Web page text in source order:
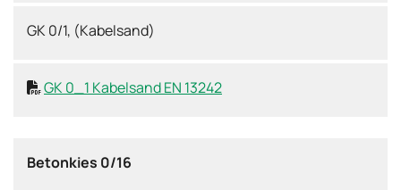
GK 0/1, (Kabelsand)
GK 0_1 Kabelsand EN 13242
Betonkies 0/16